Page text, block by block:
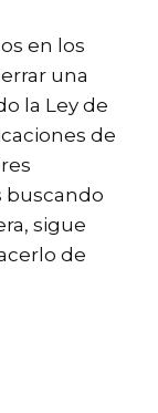
en los
una
la Ley de
de
buscando
sigue
de